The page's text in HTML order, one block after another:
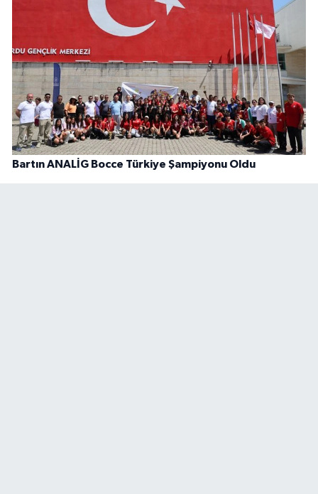
Bartın ANALİG Bocce Türkiye Şampiyonu Oldu